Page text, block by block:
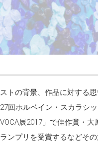
トの背景、作品に対する
回ホルベイン・スカラシ
展2017」で佳作賞・
ンプリを受賞するなどそ